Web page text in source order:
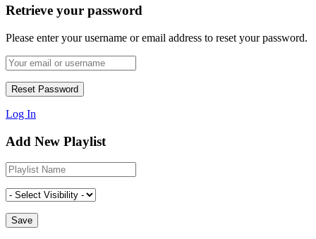
Retrieve your password
Please enter your username or email address to reset your password.
Log In
Add New Playlist